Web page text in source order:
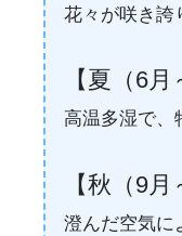
花々が咲き誇
【夏（6月
高温多湿で、
【秋（9月
澄んだ空気に